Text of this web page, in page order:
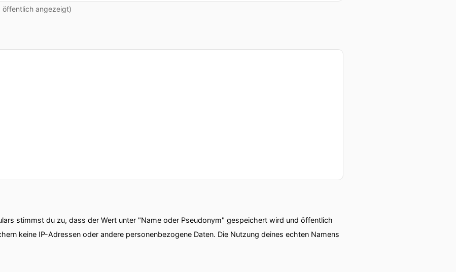
öffentlich angezeigt)
stimmst du zu, dass der Wert unter "Name oder Pseudonym" gespeichert wird und öffentlich
keine IP-Adressen oder andere personenbezogene Daten. Die Nutzung deines echten Namens